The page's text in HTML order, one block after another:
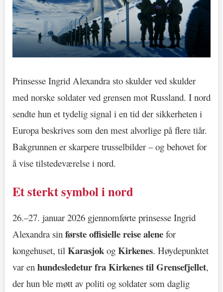
Prinsesse Ingrid Alexandra sto skulder ved skulder
med norske soldater ved grensen mot Russland. I nord
sendte hun et tydelig signal i en tid der sikkerheten i
Europa beskrives som den mest alvorlige på flere tiår.
Bakgrunnen er skarpere trusselbilder – og behovet for
å vise tilstedeværelse i nord.
Et sterkt symbol i nord
26.–27. januar 2026 gjennomførte prinsesse Ingrid
Alexandra sin første offisielle reise alene for
kongehuset, til Karasjok og Kirkenes. Høydepunktet
var en hundesledetur fra Kirkenes til Grensefjellet,
der hun ble møtt av politi og soldater som daglig